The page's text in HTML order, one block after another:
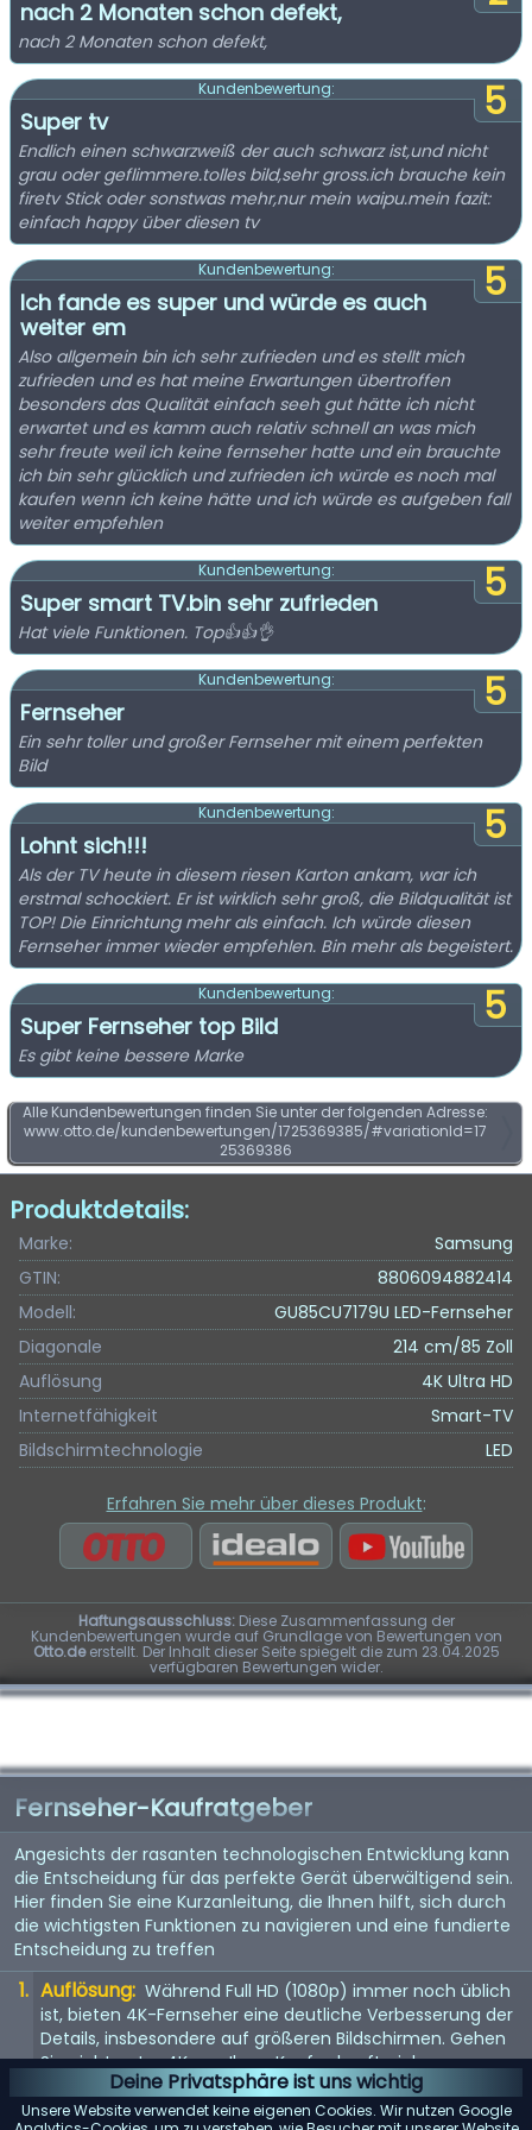
Deine Privatsphäre ist uns wichtig
Unsere Website verwendet keine eigenen Cookies. Wir nutzen Google
nach 2 Monaten schon defekt,
nach 2 Monaten schon defekt,
5
Kundenbewertung:
Super tv
Endlich einen schwarzweiß der auch schwarz ist,und nicht
grau oder geflimmere.tolles bild,sehr gross.ich brauche kein
firetv Stick oder sonstwas mehr,nur mein waipu.mein fazit:
einfach happy über diesen tv
5
Kundenbewertung:
Ich fande es super und würde es auch
weiter em
Also allgemein bin ich sehr zufrieden und es stellt mich
zufrieden und es hat meine Erwartungen übertroffen
besonders das Qualität einfach seeh gut hätte ich nicht
erwartet und es kamm auch relativ schnell an was mich
sehr freute weil ich keine fernseher hatte und ein brauchte
ich bin sehr glücklich und zufrieden ich würde es noch mal
kaufen wenn ich keine hätte und ich würde es aufgeben fall
weiter empfehlen
5
Kundenbewertung:
Super smart TV.bin sehr zufrieden
Hat viele Funktionen. Top👍👍👌
5
Kundenbewertung:
Fernseher
Ein sehr toller und großer Fernseher mit einem perfekten
Bild
5
Kundenbewertung:
Lohnt sich!!!
Als der TV heute in diesem riesen Karton ankam, war ich
erstmal schockiert. Er ist wirklich sehr groß, die Bildqualität ist
TOP! Die Einrichtung mehr als einfach. Ich würde diesen
Fernseher immer wieder empfehlen. Bin mehr als begeistert.
5
Kundenbewertung:
Super Fernseher top Bild
Es gibt keine bessere Marke
Alle Kundenbewertungen finden Sie unter der folgenden Adresse:
www.otto.de/kundenbewertungen/1725369385/#variationId=17
25369386
Produktdetails:
Marke:
Samsung
GTIN:
8806094882414
Modell:
GU85CU7179U LED-Fernseher
Diagonale
214 cm/85 Zoll
Auflösung
4K Ultra HD
Internetfähigkeit
Smart-TV
Bildschirmtechnologie
LED
Erfahren Sie mehr über dieses Produkt:
Haftungsausschluss:Diese Zusammenfassung der
Kundenbewertungen wurde auf Grundlage von Bewertungen von
Otto.deerstellt. Der Inhalt dieser Seite spiegelt die zum 23.04.2025
verfügbaren Bewertungen wider.
Fernseher-Kaufratgeber
Angesichts der rasanten technologischen Entwicklung kann
die Entscheidung für das perfekte Gerät überwältigend sein.
Hier finden Sie eine Kurzanleitung, die Ihnen hilft, sich durch
die wichtigsten Funktionen zu navigieren und eine fundierte
Entscheidung zu treffen
Auflösung: Während Full HD (1080p) immer noch üblich
ist, bieten 4K-Fernseher eine deutliche Verbesserung der
Details, insbesondere auf größeren Bildschirmen. Gehen
Sie nicht unter 4K, um Ihren Kauf zukunftssicher zu
machen. 8K steht vor der Tür, aber da Inhalte noch rar
sind, ist dies noch keine Notwendigkeit.